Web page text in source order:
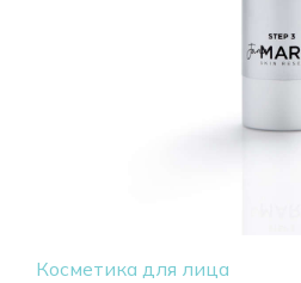
Косметика для лица